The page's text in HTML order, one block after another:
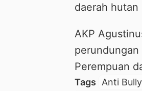
daerah hutan
AKP
Perempuan
Tags Anti